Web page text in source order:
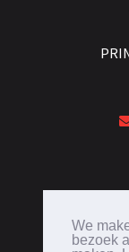
We
bezoek